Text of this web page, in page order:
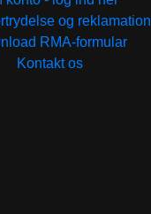
og reklamation
RMA-formular
Kontakt os